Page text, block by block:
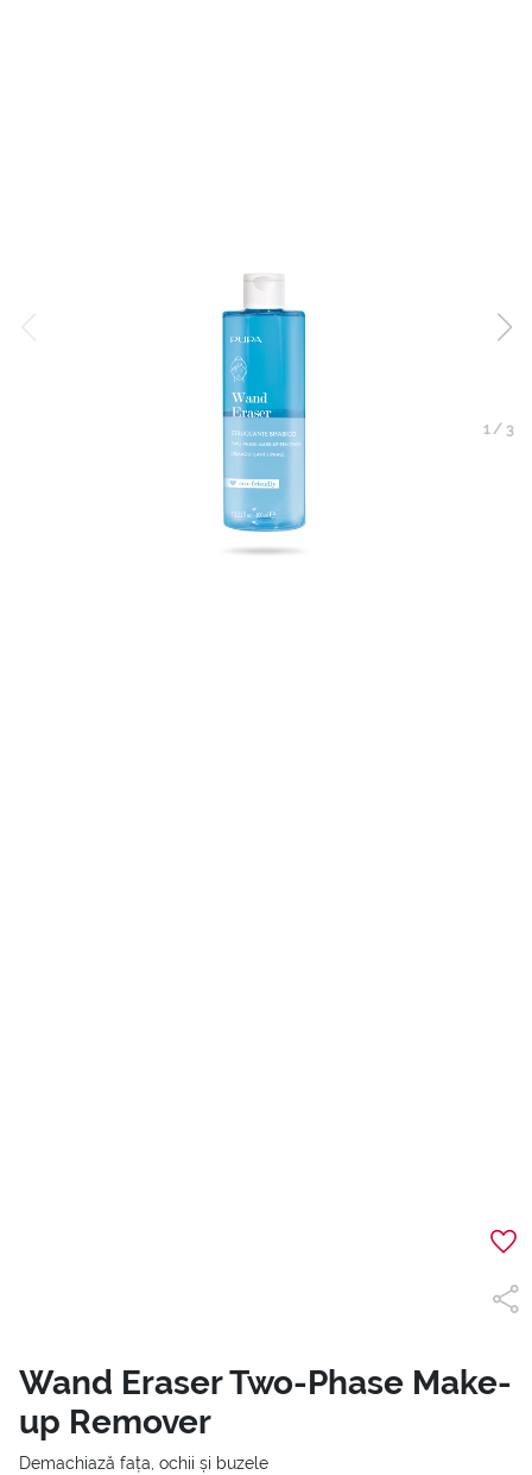
1 / 3
Wand Eraser Two-Phase Make-
up Remover
Demachiază fața, ochii și buzele